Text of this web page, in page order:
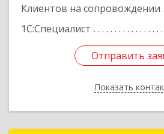
Клиентов на сопровождении
1С:Специалист
Отправить
Показать
Отправить
Назад